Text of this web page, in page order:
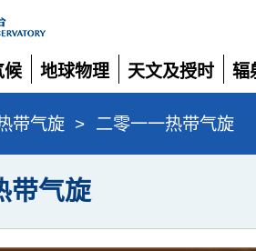
候
地球物理
展
开
天文及授时
展
开
辐
展
开
带气旋 > 二零一一热带气旋
带气旋